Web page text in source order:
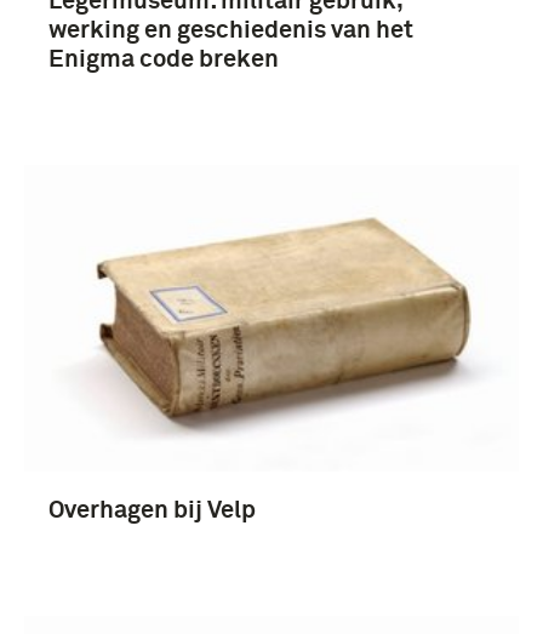
werking en geschiedenis van het
Enigma code breken
Overhagen bij Velp